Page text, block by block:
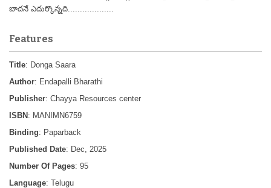
బాదనే ఎదుర్కొన్నది...................
Features
Title: Donga Saara
Author: Endapalli Bharathi
Publisher: Chayya Resources center
ISBN : MANIMN6759
Binding: Paparback
Published Date: Dec, 2025
Number Of Pages: 95
Language: Telugu